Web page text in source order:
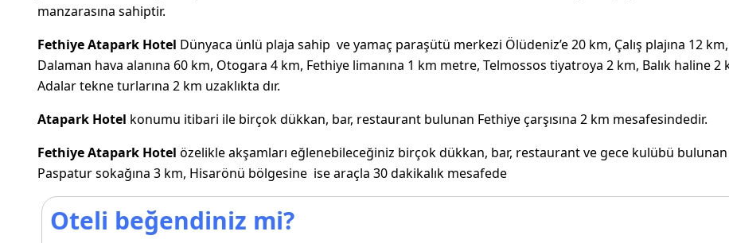
manzarasına sahiptir.
Fethiye Atapark Hotel Dünyaca ünlü plaja sahip ve yamaç paraşütü merkezi Ölüdeniz’e 20 km, Çalış plajına 12 km,
Dalaman hava alanına 60 km, Otogara 4 km, Fethiye limanına 1 km metre, Telmossos tiyatroya 2 km, Balık haline 2
Adalar tekne turlarına 2 km uzaklıkta dır.
Atapark Hotel konumu itibari ile birçok dükkan, bar, restaurant bulunan Fethiye çarşısına 2 km mesafesindedir.
Fethiye Atapark Hotel özelikle akşamları eğlenebileceğiniz birçok dükkan, bar, restaurant ve gece kulübü bulunan
Paspatur sokağına 3 km, Hisarönü bölgesine ise araçla 30 dakikalık mesafede
Oteli beğendiniz mi?